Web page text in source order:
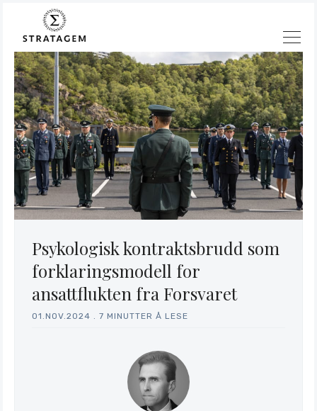
Søk
Stratagem
Psykologisk kontraktsbrudd som
forklaringsmodell for
ansattflukten fra Forsvaret
01.NOV.2024 7 MINUTTER Å LESE